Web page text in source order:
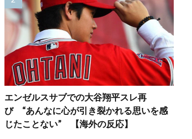
号先頭打者ホーム
ラン！PCAも先頭
打者25号【MVP争
ちゃんの名前に変
化は起きている？
←「さすがにそれ
は・・・」（海外
の反応）
イブ
か」
エンゼルスサブでの大谷翔平スレ再
び “あんなに心が引き裂かれる思いを感
じたことない” 【海外の反応】